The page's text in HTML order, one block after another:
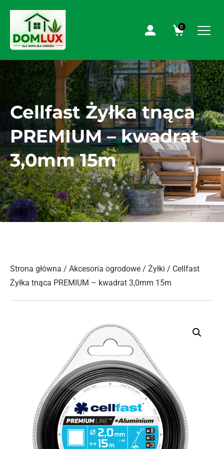
0
Cellfast Żyłka tnąca
PREMIUM – kwadrat
3,0mm 15m
Strona główna / Akcesoria ogrodowe / Żyłki / Cellfast
Żyłka tnąca PREMIUM – kwadrat 3,0mm 15m